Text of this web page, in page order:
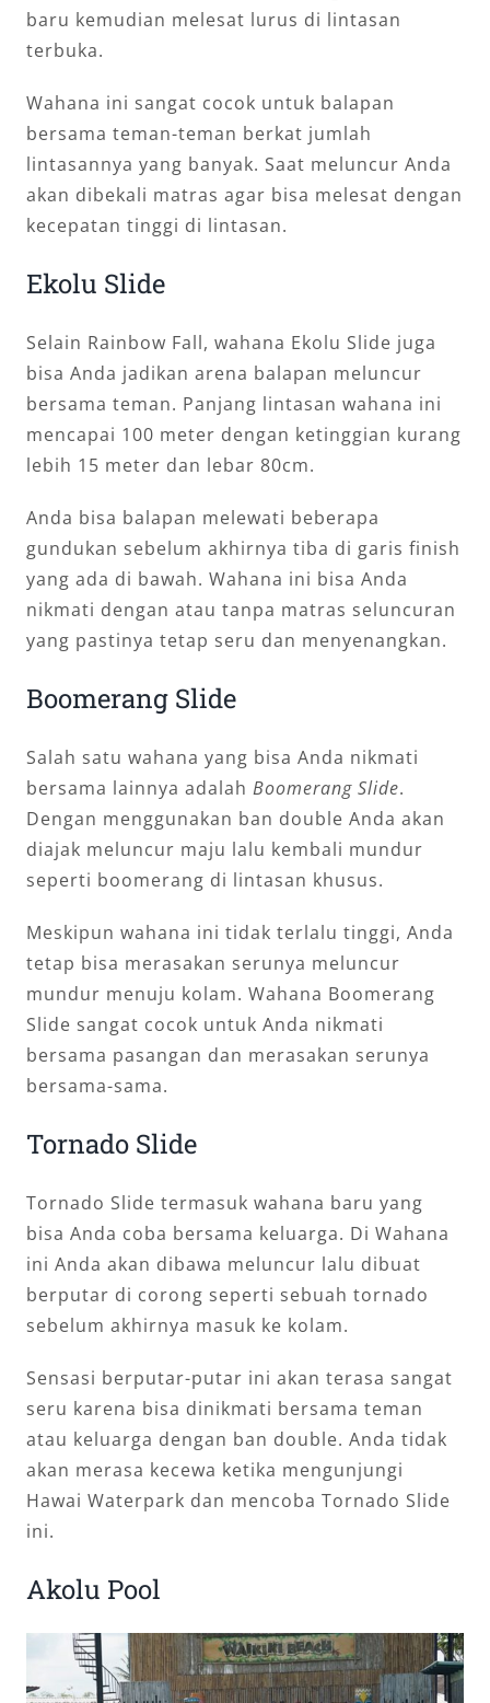
baru kemudian melesat lurus di lintasan
terbuka.
Wahana ini sangat cocok untuk balapan
bersama teman-teman berkat jumlah
lintasannya yang banyak. Saat meluncur Anda
akan dibekali matras agar bisa melesat dengan
kecepatan tinggi di lintasan.
Ekolu Slide
Selain Rainbow Fall, wahana Ekolu Slide juga
bisa Anda jadikan arena balapan meluncur
bersama teman. Panjang lintasan wahana ini
mencapai 100 meter dengan ketinggian kurang
lebih 15 meter dan lebar 80cm.
Anda bisa balapan melewati beberapa
gundukan sebelum akhirnya tiba di garis finish
yang ada di bawah. Wahana ini bisa Anda
nikmati dengan atau tanpa matras seluncuran
yang pastinya tetap seru dan menyenangkan.
Boomerang Slide
Salah satu wahana yang bisa Anda nikmati
bersama lainnya adalah Boomerang Slide.
Dengan menggunakan ban double Anda akan
diajak meluncur maju lalu kembali mundur
seperti boomerang di lintasan khusus.
Meskipun wahana ini tidak terlalu tinggi, Anda
tetap bisa merasakan serunya meluncur
mundur menuju kolam. Wahana Boomerang
Slide sangat cocok untuk Anda nikmati
bersama pasangan dan merasakan serunya
bersama-sama.
Tornado Slide
Tornado Slide termasuk wahana baru yang
bisa Anda coba bersama keluarga. Di Wahana
ini Anda akan dibawa meluncur lalu dibuat
berputar di corong seperti sebuah tornado
sebelum akhirnya masuk ke kolam.
Sensasi berputar-putar ini akan terasa sangat
seru karena bisa dinikmati bersama teman
atau keluarga dengan ban double. Anda tidak
akan merasa kecewa ketika mengunjungi
Hawai Waterpark dan mencoba Tornado Slide
ini.
Akolu Pool